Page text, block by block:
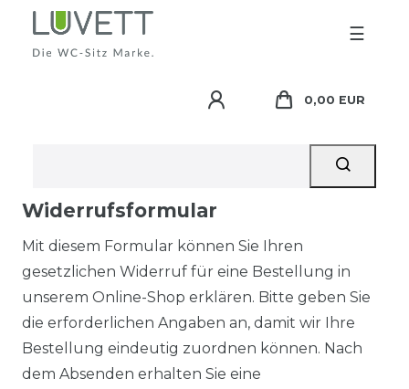
☰
0,00 EUR
Widerrufsformular
Mit diesem Formular können Sie Ihren
gesetzlichen Widerruf für eine Bestellung in
unserem Online-Shop erklären. Bitte geben Sie
die erforderlichen Angaben an, damit wir Ihre
Bestellung eindeutig zuordnen können. Nach
dem Absenden erhalten Sie eine